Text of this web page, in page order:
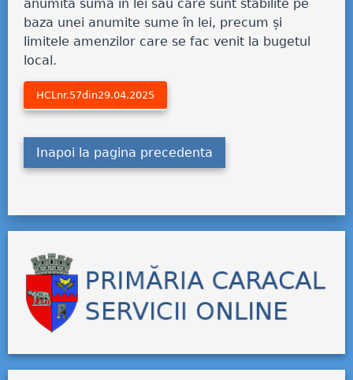
anumită sumă în lei sau care sunt stabilite pe
baza unei anumite sume în lei, precum și
limitele amenzilor care se fac venit la bugetul
local.
HCLnr.57din29.04.2025
Inapoi la pagina precedenta